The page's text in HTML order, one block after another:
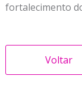
fortalecimento
Voltar